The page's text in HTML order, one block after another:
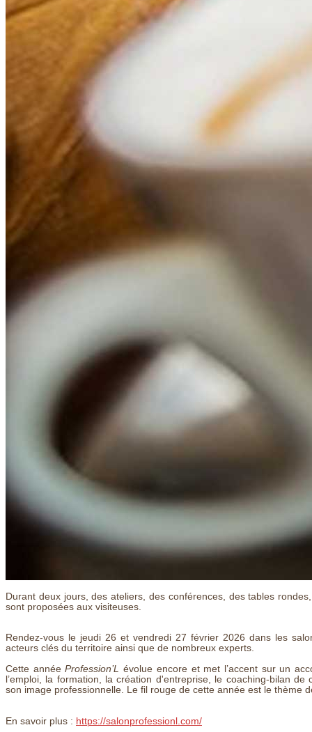
Durant deux jours, des ateliers, des conférences, des tables
sont proposées aux visiteuses.
Rendez-vous le jeudi 26 et vendredi 27 février 2026 dans les
acteurs clés du territoire ainsi que de nombreux experts.
Cette annéeProfession’L
évolue encore et met l’accent sur un
l’emploi, la formation, la création d'entreprise, le coaching-bilan
son image professionnelle. Le fil rouge de cette année est le thème
En savoir plus : https://salonprofessionl.com/